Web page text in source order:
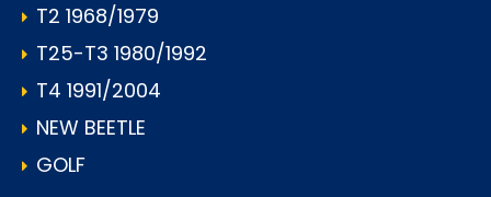
T2 1968/1979
T25-T3 1980/1992
T4 1991/2004
NEW BEETLE
GOLF